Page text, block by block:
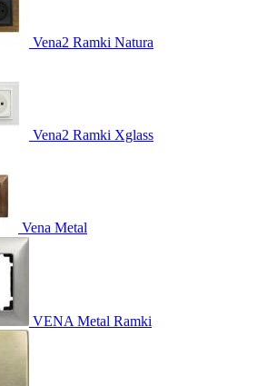
Vena2 Ramki Natura
Vena2 Ramki Xglass
Vena Metal
VENA Metal Ramki